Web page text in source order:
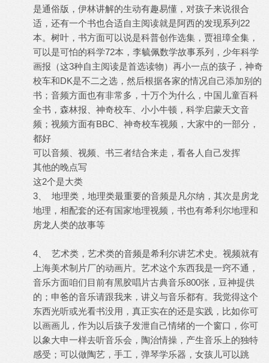
是通俗版，伊林讲解的生动有趣易懂，对孩子来说很合
适，还有一个书也合适自主阅读就是阿西的发现系列22
本。树叶，书方面可以说是科普创作选集，贾祖璋全集，
可以是可怕的科学72本，李毓佩数学故事系列，少年科学
画报（这3种自主阅读是首选读物）再小一点的孩子，神奇
校车和DK是不二之选，然后根据各家的情况自己添加别的
书；音频方面也有非常多，十万个为什么，中国儿童百科
全书，森林报、神奇校车、小小牛顿，科学启蒙天文音
频；视频方面有BBC、神奇校车视频，大家中的一部分，
都好
可以音频、视频、书三者结合来走，看各人自己发挥
其他的晚点写
这2个是大类
3、 地理类，地理类最重要的音频是凡尔纳，其次是房龙
地理，相配套的还有国家地理视频，书也有希利尔地理和
房龙人类的故事等
4、 艺术类，艺术类的音频是希利尔讲艺术史。视频就有
上海美术制片厂的动画片。艺术这个东西我是一窍不通，
音乐方面咱们目前有黑胶唱片古典音乐800张，豆神提供
的；申爸的音乐请跟我来，讲义与音乐都有。我觉得这个
东西光听或光看书没用，真正实在的还是实践，比如你可
以画画儿，作为以后孩子发泄自己情绪的一个窗口，你可
以象大申一样去听音乐会，陶治情操，产生音乐上的独特
感受；可以做陶艺，手工，弹琴学乐器，女孩儿可以跳